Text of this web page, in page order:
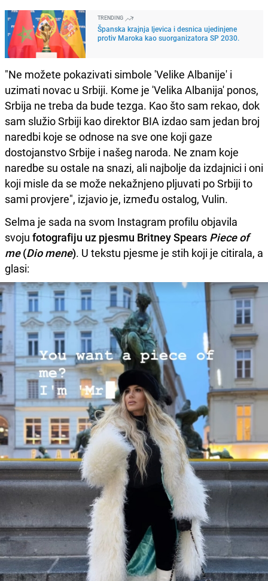
TRENDING
Španska krajnja ljevica i desnica ujedinjene
protiv Maroka kao suorganizatora SP 2030.
"Ne možete pokazivati simbole 'Velike Albanije' i
uzimati novac u Srbiji. Kome je 'Velika Albanija' ponos,
Srbija ne treba da bude tezga. Kao što sam rekao, dok
sam služio Srbiji kao direktor BIA izdao sam jedan broj
naredbi koje se odnose na sve one koji gaze
dostojanstvo Srbije i našeg naroda. Ne znam koje
naredbe su ostale na snazi, ali najbolje da izdajnici i oni
koji misle da se može nekažnjeno pljuvati po Srbiji to
sami provjere", izjavio je, između ostalog, Vulin.
Selma je sada na svom Instagram profilu objavila
svoju fotografiju uz pjesmu Britney Spears Piece of
me(Dio mene). U tekstu pjesme je stih koji je citirala, a
glasi: